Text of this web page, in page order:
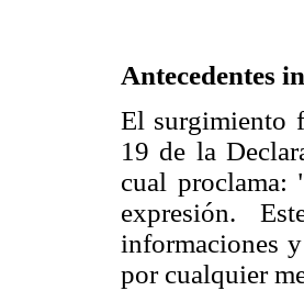
Antecedentes
El surgimiento
19 de la
cual
expresión.
informaciones
por cualquier